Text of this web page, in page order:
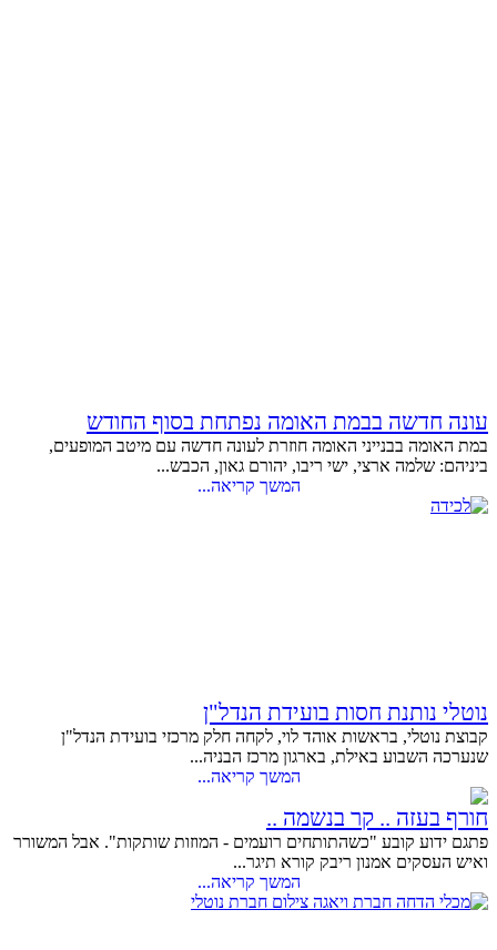
עונה חדשה בבמת האומה נפתחת בסוף החודש
במת האומה בבנייני האומה חוזרת לעונה חדשה עם מיטב המופעים,
ביניהם: שלמה ארצי, ישי ריבו, יהורם גאון, הכבש...
המשך קריאה...
נוטלי נותנת חסות בועידת הנדל"ן
קבוצת נוטלי, בראשות אוהד לוי, לקחה חלק מרכזי בועידת הנדל"ן
שנערכה השבוע באילת, בארגון מרכז הבניה...
המשך קריאה...
חורף בעזה .. קר בנשמה ..
פתגם ידוע קובע "כשהתותחים רועמים - המוזות שותקות". אבל המשורר
ואיש העסקים אמנון ריבק קורא תיגר...
המשך קריאה...